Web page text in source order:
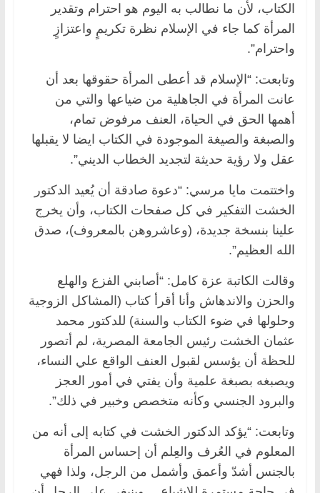
الكتاب، لأن ما نطالب به اليوم هو احترام وتقدير
المرأة كما جاء في الإسلام نظرة تكريمٍ واعتزازٍ
واحترام”.
وتابعت: “الإسلام قد أعطى المرأة حقوقها بعد أن
عانت المرأة في الجاهلية من ضياعها والتي من
أهمها الحق في الحياة، العنف مرفوض تمام،
والصبغة والصيغة الموجودة في الكتاب ايضا لا يقبلها
عقل ولا رؤية حديثة لتجديد الخطاب الديني”.
واختتمت مايا مرسي: “دعوة صادقة أن يُعيد الدكتور
الخشت التفكير في كل صفحات الكتاب، وأن يخرج
علينا بنسخة جديدة، (وعاشروهن بالمعروف)، صدق
الله العظيم”.
وقالت الكاتبة عزة كامل: “أصابني الفزع والهلع
والحزن والاندهاش وأنا أقرأ كتاب (المشاكل الزوجية
وحلولها في ضوء الكتاب والسنة) للدكتور محمد
عثمان الخشت رئيس الجامعة المصرية، لم أتصور
للحظة أن يؤسس لقبول العنف الواقع علي النساء،
ويصبغه بصبغة علمية وأن يفتي في أمور العجز
والبرود الجنسي وكأنه متخصص وخبير في ذلك”.
وتابعت: “يؤكد الدكتور الخشت في كتابه إلى أنه من
المعلوم في العُرف والعِلم أن إحساس المرأة
بالجنس أشدّ وأعمق وأشمل من الرجل، ولذا فهي